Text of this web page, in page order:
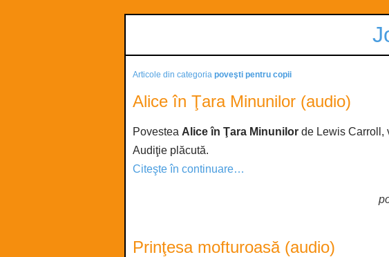
Articole din categoria poveşti pentru copii
Alice în Ţara Minunilor (audio)
Povestea Alice în Ţara Minunilor de Lewis Carroll,
Audiţie plăcută.
Citeşte în continuare…
Prinţesa mofturoasă (audio)